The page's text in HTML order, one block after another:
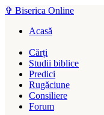
✞ Biserica Online
Acasă
Cărți
Studii biblice
Predici
Rugăciune
Consiliere
Forum